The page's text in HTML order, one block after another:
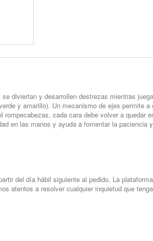
diviertan y desarrollen destrezas mientras
y amarillo). ​Un mecanismo de ejes permite a
cada cara debe volver a quedar
en las manos y ayuda a fomentar la paciencia
del día hábil siguiente al pedido. La
atentos a resolver cualquier inquietud que